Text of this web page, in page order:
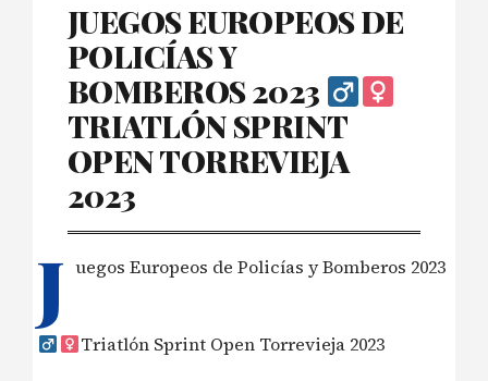
JUEGOS EUROPEOS DE
POLICÍAS Y
BOMBEROS 2023 ‍
TRIATLÓN SPRINT
OPEN TORREVIEJA
2023
J uegos Europeos de Policías y Bomberos 2023
Triatlón Sprint Open Torrevieja 2023